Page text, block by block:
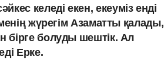
келеді екен, екеуміз енді
жүрегім Азаматты қалады,
бірге болуды шештік. Ал
Ерке.